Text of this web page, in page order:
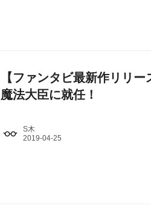
【ファンタビ最新作リリ
魔法大臣に就任！
S木